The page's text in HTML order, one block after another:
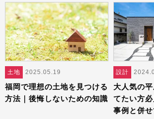
土地 2025.05.19
福岡で理想の土地を見つける
方法｜後悔しないための知識
設計
大人気の
てたい方
事例と併せ